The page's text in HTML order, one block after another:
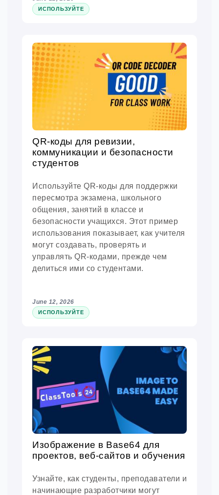
ИСПОЛЬЗУЙТЕ
QR-коды для ревизии,
коммуникации и безопасности
студентов
Используйте QR-коды для поддержки
пересмотра экзамена, школьного
общения, занятий в классе и
безопасности учащихся. Этот пример
использования показывает, как учителя
могут создавать, проверять и
управлять QR-кодами, прежде чем
делиться ими со студентами.
June 12, 2026
ИСПОЛЬЗУЙТЕ
Изображение в Base64 для
проектов, веб-сайтов и обучения
Узнайте, как студенты, преподаватели и
начинающие разработчики могут